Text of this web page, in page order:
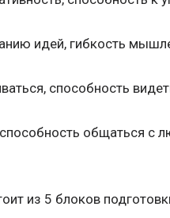
идей, гибкость
способность
общаться с
из 5 блоков